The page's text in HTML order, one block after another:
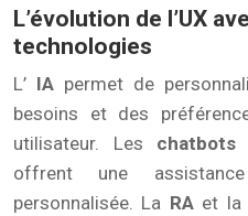
L’évolution de l’UX
technologies
L’ IA permet de
besoins et des
utilisateur. Les chatbots
offrent une
personnalisée. La RA et la